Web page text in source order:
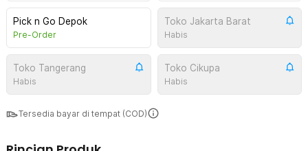
Pick n Go Depok
Pre-Order
Toko Jakarta Barat
Habis
Toko Tangerang
Habis
Toko Cikupa
Habis
Tersedia bayar di tempat (COD)